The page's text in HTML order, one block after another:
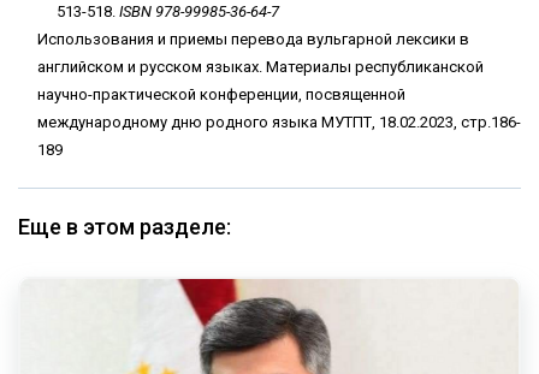
513-518. ISBN 978-99985-36-64-7
Использования и приемы перевода вульгарной лексики в
английском и русском языках. Материалы республиканской
научно-практической конференции, посвященной
международному дню родного языка МУТПТ, 18.02.2023, стр.186-
189
Еще в этом разделе: